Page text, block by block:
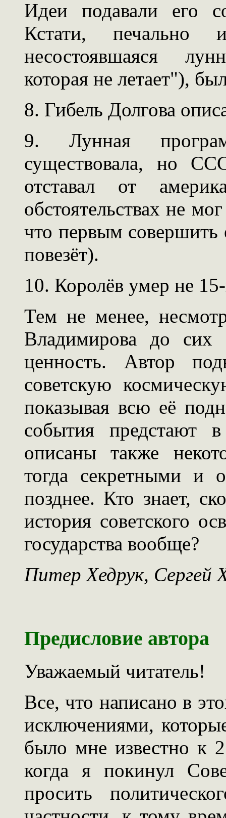
Идеи подавали его
Кстати, печально
несостоявшаяся
которая не летает"),
8. Гибель Долгова
9. Лунная
существовала, но
отставал от
обстоятельствах не
что первым совершить
повезёт).
10. Королёв умер не
Тем не менее,
Владимирова до сих
ценность. Автор
советскую
показывая всю её
события предстают
описаны также
тогда секретными и
позднее. Кто знает,
история советского
государства вообще?
Питер Хедрук, Сергей
Предисловие автора
Уважаемый читатель!
Все, что написано в
исключениями,
было мне известно к
когда я покинул
просить